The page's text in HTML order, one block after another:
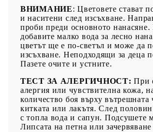
Неподходящи за деца под 4 години.
ТЕСТ ЗА АЛЕРГИЧНОСТ:При съмнение
чувствителна кожа, нанесете малко
вътрешната част на китката или лакътя.
измийте с топла вода и сапун. Подсушете
на петна или зачервяване показва, че
алергичност към боята.
СЪСТАВ:AQUA, CITRIC ACID, ELAEIS
HYDROGENATED PALM KERNEL OIL,
CARBONATE, MILK PROTEIN,
SORBATE, GLUCOSE, CARRAGEENAN,
PROPYLENE GLYCOL, SODIUM
42090, CI 19140, CI 14720, CI 77266, CI
ВНИМАНИЕ: Цветовете стават
и наситени след изсъхване.
проби преди основното
добавите малко вода за лесно
цветът ще е по-светъл и може да
изсъхване. Неподходящи за деца
Пазете очите и устните.
ТЕСТ ЗА АЛЕРГИЧНОСТ: При
алергия или чувствителна кожа,
количество боя върху вътрешната
китката или лакътя. След
с топла вода и сапун. Подсушете
Липсата на петна или зачервяване